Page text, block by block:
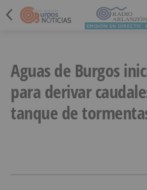
Aguas de Burgos
para derivar
tanque de